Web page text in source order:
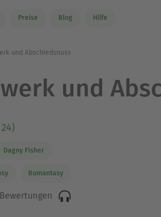
Preise Blog Hilfe
und Abschiedsnuss
und
Dagny Fisher
Romantasy